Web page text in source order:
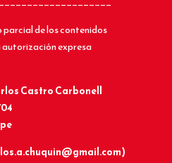
de los contenidos
autorización expresa
Castro Carbonell